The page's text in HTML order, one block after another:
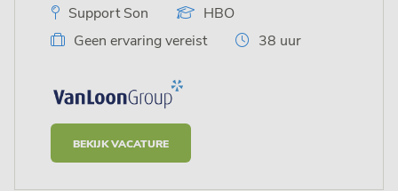
Support Son
HBO
Geen ervaring vereist
38 uur
BEKIJK VACATURE